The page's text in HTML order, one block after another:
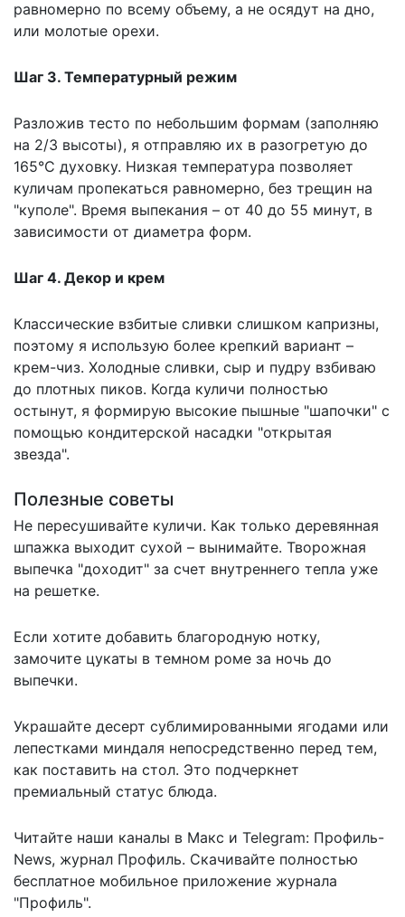
равномерно по всему объему, а не осядут на дно,
или молотые орехи.
Шаг 3. Температурный режим
Разложив тесто по небольшим формам (заполняю
на 2/3 высоты), я отправляю их в разогретую до
165°C духовку. Низкая температура позволяет
куличам пропекаться равномерно, без трещин на
"куполе". Время выпекания – от 40 до 55 минут, в
зависимости от диаметра форм.
Шаг 4. Декор и крем
Классические взбитые сливки слишком капризны,
поэтому я использую более крепкий вариант –
крем-чиз. Холодные сливки, сыр и пудру взбиваю
до плотных пиков. Когда куличи полностью
остынут, я формирую высокие пышные "шапочки" с
помощью кондитерской насадки "открытая
звезда".
Полезные советы
Не пересушивайте куличи. Как только деревянная
шпажка выходит сухой – вынимайте. Творожная
выпечка "доходит" за счет внутреннего тепла уже
на решетке.
Если хотите добавить благородную нотку,
замочите цукаты в темном роме за ночь до
выпечки.
Украшайте десерт сублимированными ягодами или
лепестками миндаля непосредственно перед тем,
как поставить на стол. Это подчеркнет
премиальный статус блюда.
Читайте наши каналы в Макс и Telegram: Профиль-
News, журнал Профиль. Скачивайте полностью
бесплатное мобильное приложение журнала
"Профиль".